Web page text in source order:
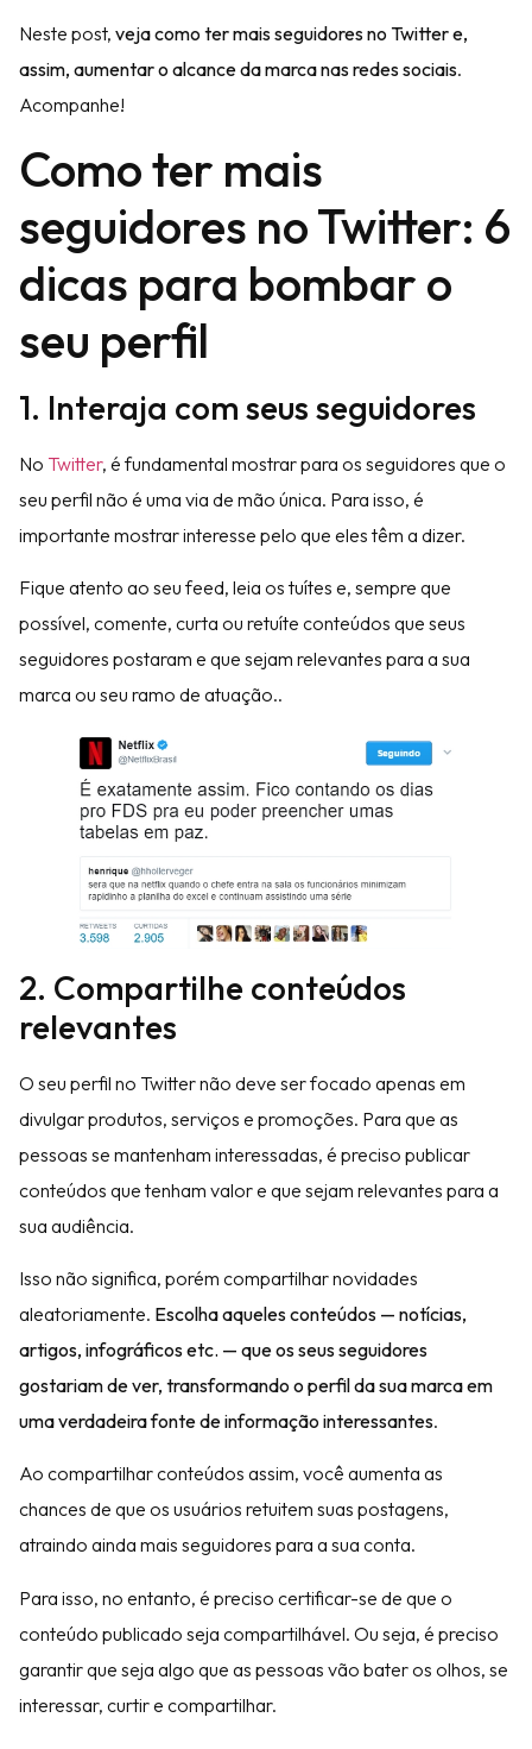
Neste post, veja como ter mais seguidores no Twitter e,
assim, aumentar o alcance da marca nas redes sociais.
Acompanhe!
Como ter mais
seguidores no Twitter: 6
dicas para bombar o
seu perfil
1. Interaja com seus seguidores
No Twitter, é fundamental mostrar para os seguidores que o
seu perfil não é uma via de mão única. Para isso, é
importante mostrar interesse pelo que eles têm a dizer.
Fique atento ao seu feed, leia os tuítes e, sempre que
possível, comente, curta ou retuíte conteúdos que seus
seguidores postaram e que sejam relevantes para a sua
marca ou seu ramo de atuação..
2. Compartilhe conteúdos
relevantes
O seu perfil no Twitter não deve ser focado apenas em
divulgar produtos, serviços e promoções. Para que as
pessoas se mantenham interessadas, é preciso publicar
conteúdos que tenham valor e que sejam relevantes para a
sua audiência.
Isso não significa, porém compartilhar novidades
aleatoriamente. Escolha aqueles conteúdos — notícias,
artigos, infográficos etc. — que os seus seguidores
gostariam de ver, transformando o perfil da sua marca em
uma verdadeira fonte de informação interessantes.
Ao compartilhar conteúdos assim, você aumenta as
chances de que os usuários retuitem suas postagens,
atraindo ainda mais seguidores para a sua conta.
Para isso, no entanto, é preciso certificar-se de que o
conteúdo publicado seja compartilhável. Ou seja, é preciso
garantir que seja algo que as pessoas vão bater os olhos, se
interessar, curtir e compartilhar.